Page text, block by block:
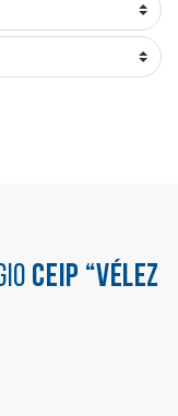
CEIP “VÉLEZ